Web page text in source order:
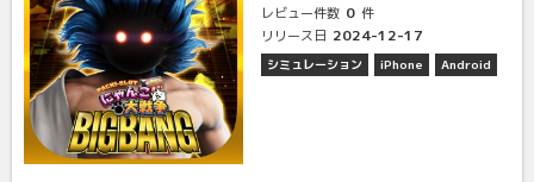
レビュー件数 0 件
リリース日 2024-12-17
シミュレーション iPhone Android